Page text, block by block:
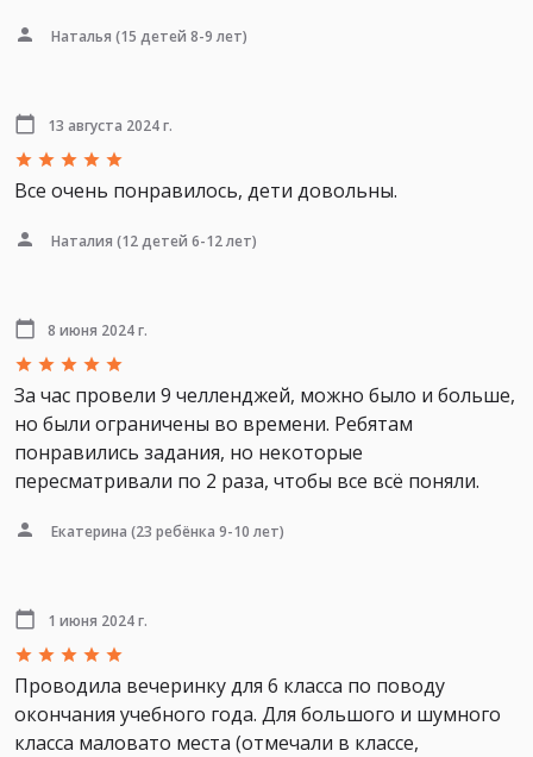
Наталья (15 детей 8-9 лет)
13 августа 2024 г.
Все очень понравилось, дети довольны.
Наталия (12 детей 6-12 лет)
8 июня 2024 г.
За час провели 9 челленджей, можно было и больше,
но были ограничены во времени. Ребятам
понравились задания, но некоторые
пересматривали по 2 раза, чтобы все всё поняли.
Екатерина (23 ребёнка 9-10 лет)
1 июня 2024 г.
Проводила вечеринку для 6 класса по поводу
окончания учебного года. Для большого и шумного
класса маловато места (отмечали в классе,